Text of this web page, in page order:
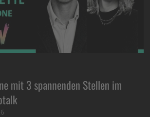
mit 3 spannenden Stellen im